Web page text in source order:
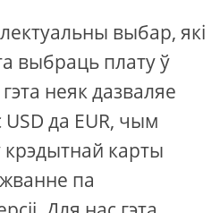
выбар, які
выбраць плату ў
неяк дазваляе
да EUR, чым
крэдытнай карты
па